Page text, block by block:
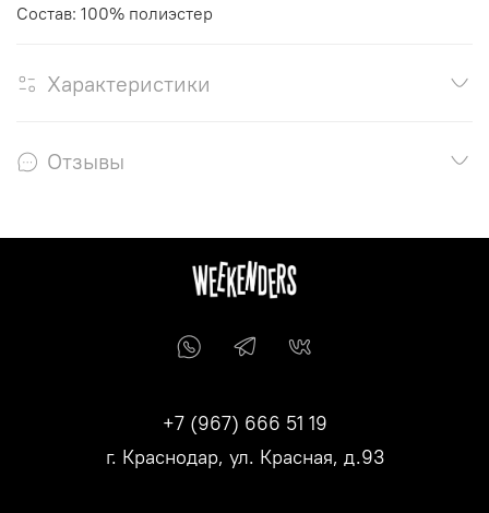
Состав: 100% полиэстер
Характеристики
Отзывы
+7 (967) 666 51 19
г. Краснодар, ул. Красная, д.93